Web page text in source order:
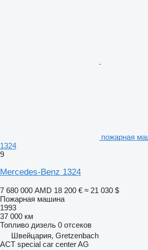
пожарная
1324
9
Mercedes-Benz 1324
7 680 000 AMD 18 200 € ≈ 21 030 $
Пожарная машина
1993
37 000 км
Топливо дизель 0 отсеков
Швейцария, Gretzenbach
ACT special car center AG